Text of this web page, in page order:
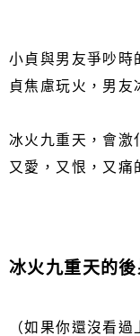
小貞與男友爭吵時
貞焦慮玩火，男友
冰火九重天，會激
又愛，又恨，又痛
冰火九重天的後
（如果你還沒看